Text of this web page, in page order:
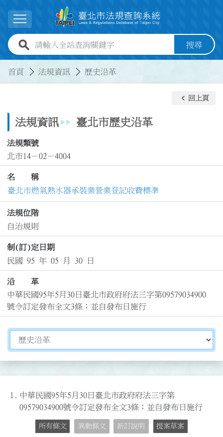
展開選單
全站查詢關鍵字欄位 搜尋
首頁 法規資訊 歷史沿革
法規資訊 臺北市歷史沿革
keyboard_arrow_left 回上頁
法規類號
北市14－02－4004
名 稱
臺北市燃氣熱水器承裝業營業登記收費標準
法規位階
自治規則
制(訂)定日期
民國 95 年 05 月 30 日
沿 革
中華民國95年5月30日臺北市政府府法三字第09579034900
號令訂定發布全文3條；並自發布日施行
切換選擇法規資訊內容
1. 中華民國95年5月30日臺北市政府府法三字第
09579034900號令訂定發布全文3條；並自發布日施行
所有條文 異動條文 新訂說明 提案草案